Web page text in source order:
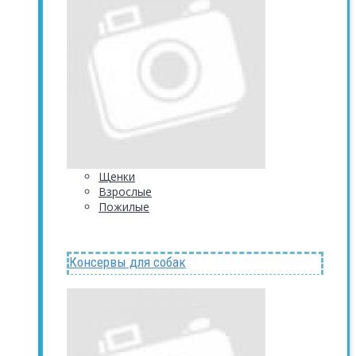
Щенки
Взрослые
Пожилые
Консервы для собак